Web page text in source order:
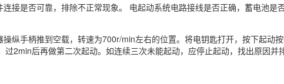
接是否可靠，排除不正常现象。 电起动系统电路接线是否正确，蓄电池是
纵手柄推到空载，转速为700r/min左右的位置。将电钥匙打开，按下起动
2min后再做第二次起动。如连续三次未能起动，应停止起动，找出原因并